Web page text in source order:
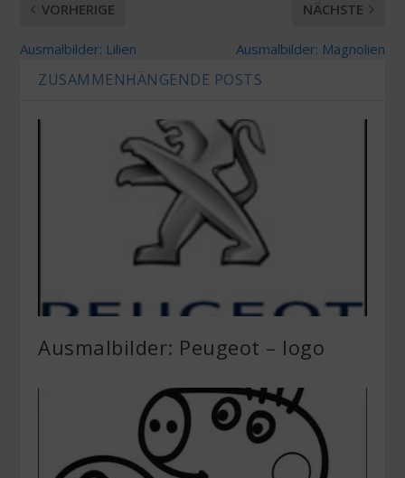
VORHERIGE
Ausmalbilder: Lilien
NÄCHSTE
Ausmalbilder: Magnolien
ZUSAMMENHÄNGENDE POSTS
Ausmalbilder: Peugeot – logo